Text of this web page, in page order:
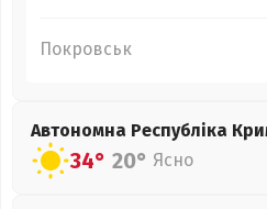
Покровськ
Автономна Республіка
34° 20° Ясно